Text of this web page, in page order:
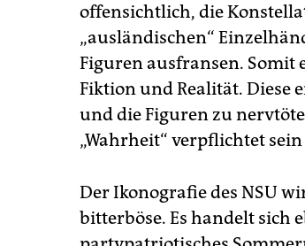
offensicht­lich, die
„ausländischen“
Figuren ausfransen. Somit
Fiktion und Realität. Diese
und die Figuren zu
„Wahrheit“ verpflichtet
Der Ikonografie des NSU
bitterböse. Es handelt sich